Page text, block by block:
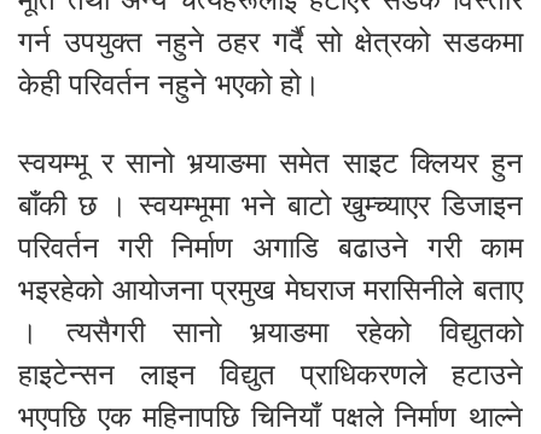
गर्न उपयुक्त नहुने ठहर गर्दै सो क्षेत्रको सडकमा
केही परिवर्तन नहुने भएको हो।
स्वयम्भू र सानो भर्‍याङमा समेत साइट क्लियर हुन
बाँकी छ । स्वयम्भूमा भने बाटो खुम्च्याएर डिजाइन
परिवर्तन गरी निर्माण अगाडि बढाउने गरी काम
भइरहेको आयोजना प्रमुख मेघराज मरासिनीले बताए
। त्यसैगरी सानो भर्‍याङमा रहेको विद्युतको
हाइटेन्सन लाइन विद्युत प्राधिकरणले हटाउने
भएपछि एक महिनापछि चिनियाँ पक्षले निर्माण थाल्ने